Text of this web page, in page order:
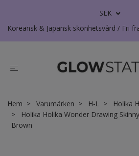
SEK
Koreansk & Japansk skönhetsvård / Fri
Hem Varumärken H-L
Holika
Holika Holika Wonder Drawing
Brown